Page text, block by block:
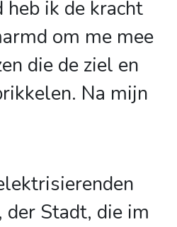
ik de kracht
om me mee
die de ziel en
Na mijn
der Stadt, die im